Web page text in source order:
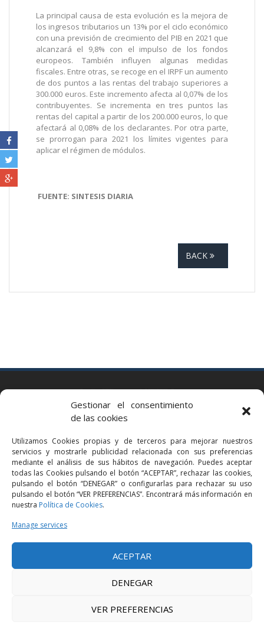
Gestionar el consentimiento
de las cookies
Utilizamos Cookies propias y de terceros para mejorar nuestros
servicios y mostrarle publicidad relacionada con sus preferencias
mediante el análisis de sus hábitos de navegación. Puedes aceptar
todas las Cookies pulsando el botón “ACEPTAR”, rechazar las cookies,
pulsando el botón “DENEGAR” o configurarlas para rechazar su uso
pulsando el botón “VER PREFERENCIAS”. Encontrará más información en
nuestra Política de Cookies.
Manage services
ACEPTAR
DENEGAR
VER PREFERENCIAS
La principal causa de esta evolución es la mejora de
los ingresos tributarios un 13% por el ciclo económico
con una previsión de crecimiento del PIB en 2021 que
alcanzará el 9,8% con el impulso de los fondos
europeos. También influyen algunas medidas
fiscales. Entre otras, se recoge en el IRPF un aumento
de dos puntos a las rentas del trabajo superiores a
300.000 euros. Este incremento afecta al 0,07% de los
contribuyentes. Se incrementa en tres puntos las
rentas del capital a partir de los 200.000 euros, lo que
afectará al 0,08% de los declarantes. Por otra parte,
se prorrogan para 2021 los límites vigentes para
aplicar el régimen de módulos.
FUENTE: SINTESIS DIARIA
BACK
Via Augusta 2 bis, 3º, 08006 Barcelona
bcn@bellavistalegal.eu
GRANOLLERS
C/ Sant Jaume, 16 1r, 08401 Granollers (Bcn)
+34 93 860 39 60
grn@bellavistalegal.eu
MADRID
C/ Serrano 114, 2º izq. 28006 Madrid.
+34 91 431 98 21 | +34 91 431 98 95
mad@bellavistalegal.eu
© 2016 Bellavista Legal - All rights reserved -Legal Notice